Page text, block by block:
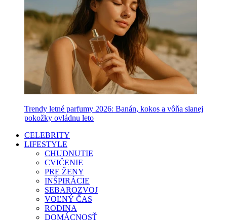
Trendy letné parfumy 2026: Banán, kokos a vôňa slanej
pokožky ovládnu leto
CELEBRITY
LIFESTYLE
CHUDNUTIE
CVIČENIE
PRE ŽENY
INŠPIRÁCIE
SEBAROZVOJ
VOĽNÝ ČAS
RODINA
DOMÁCNOSŤ